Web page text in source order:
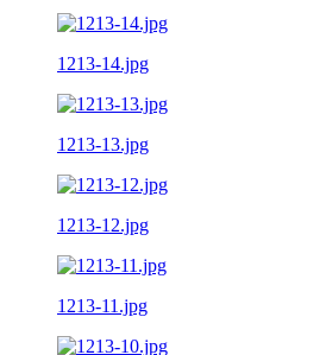
1213-14.jpg
1213-13.jpg
1213-12.jpg
1213-11.jpg